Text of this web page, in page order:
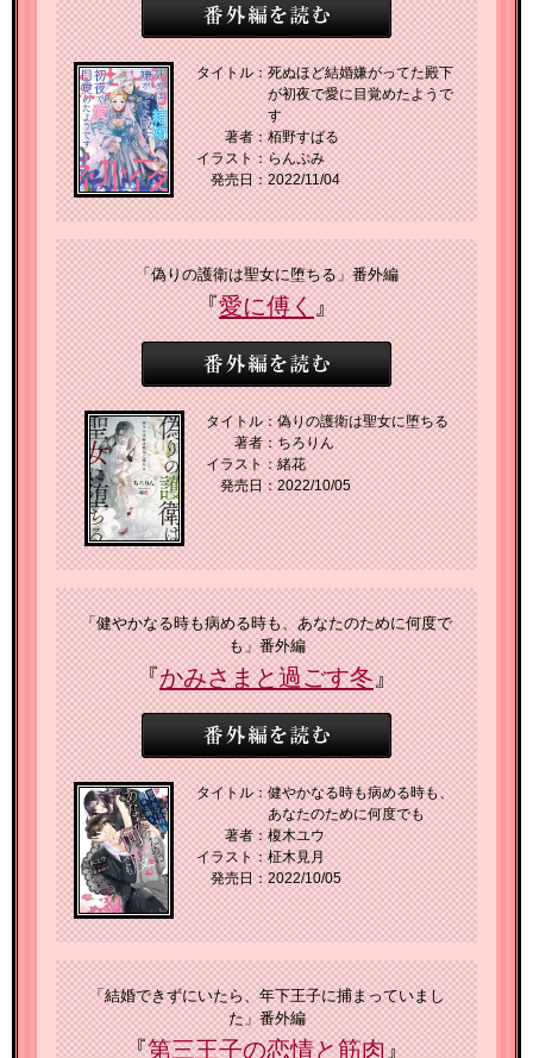
タイトル：死ぬほど結婚嫌がってた殿下
が初夜で愛に目覚めたようで
す
著者：栢野すばる
イラスト：らんぷみ
発売日：2022/11/04
「偽りの護衛は聖女に堕ちる」番外編
『愛に傅く』
タイトル：偽りの護衛は聖女に堕ちる
著者：ちろりん
イラスト：緒花
発売日：2022/10/05
「健やかなる時も病める時も、あなたのために何度で
も」番外編
『かみさまと過ごす冬』
タイトル：健やかなる時も病める時も、
あなたのために何度でも
著者：榎木ユウ
イラスト：柾木見月
発売日：2022/10/05
「結婚できずにいたら、年下王子に捕まっていまし
た」番外編
『第三王子の恋情と筋肉』